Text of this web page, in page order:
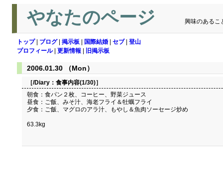
やなたのページ 興味のあるこ
トップ| ブログ| 掲示板 国際結婚 セブ| 登山
プロフィール| 更新情報 旧掲示板
2006.01.30 （Mon）
［/Diary： 食事内容(1/30)］
朝食：食パン２枚、コーヒー、野菜ジュース
昼食：ご飯、みそ汁、海老フライ＆牡蠣フライ
夕食：ご飯、マグロのアラ汁、もやし＆魚肉ソーセージ炒め
63.3kg